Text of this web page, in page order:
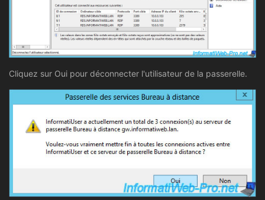
Cliquez sur Oui pour déconnecter l'utilisateur de la passerelle.